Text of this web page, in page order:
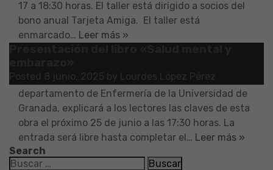
17 a 18:30 horas. El taller está dirigido a socios del
bono anual Tarjeta Amiga. El taller está
enmarcado… Leer más »
Posted 8 junio, 2025 by Lourdes López Pérez
El autor, Rafael Caparrós, profesor del
departamento de Enfermería de la Universidad de
Granada, explicará a los lectores las claves de esta
obra el próximo 25 de junio a las 17:30 horas. La
entrada será libre hasta completar el… Leer más »
Search
Buscar: